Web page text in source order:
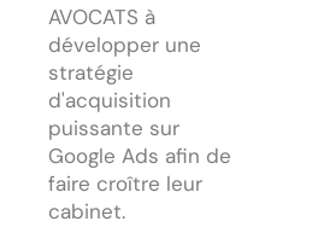
AVOCATS à
développer une
stratégie
d'acquisition
puissante sur
Google Ads afin de
faire croître leur
cabinet.